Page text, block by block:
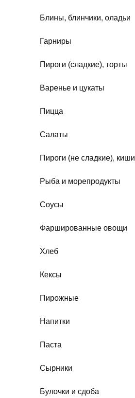
Блины, блинчики, оладьи
Гарниры
Пироги (сладкие), торты
Варенье и цукаты
Пицца
Салаты
Пироги (не сладкие), киши
Рыба и морепродукты
Соусы
Фаршированные овощи
Хлеб
Кексы
Пирожные
Напитки
Паста
Сырники
Булочки и сдоба